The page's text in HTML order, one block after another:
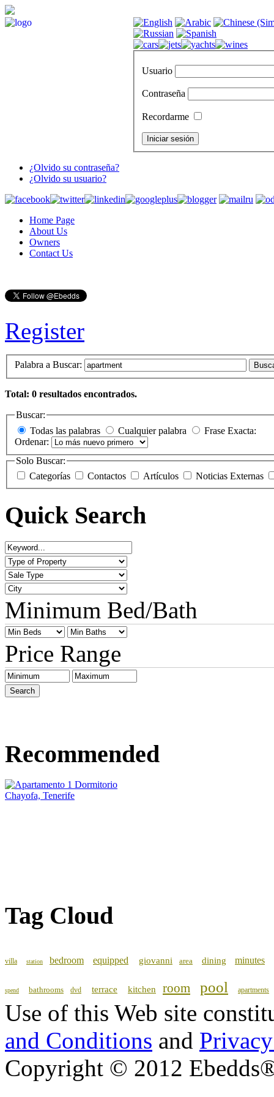
Usuario
Contraseña
Recordarme
¿Olvido su contraseña?
¿Olvido su usuario?
Home Page
About Us
Owners
Contact Us
Register
Palabra a Buscar:
Total: 0 resultados encontrados.
Buscar:
Todas las palabras
Cualquier palabra
Frase Exacta:
Ordenar:
Solo Buscar:
Categorías
Contactos Artículos Noticias Externas
Quick Search
Minimum Bed/Bath
Price Range
Recommended
Tag Cloud
villa station bedroom equipped giovanni area dining minutes
spend bathrooms dvd terrace kitchen room pool apartments
Use of this Web site
and Conditions and
Copyright © 2012